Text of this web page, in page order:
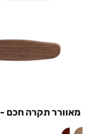
מאוורר תקרה חכם - PURE